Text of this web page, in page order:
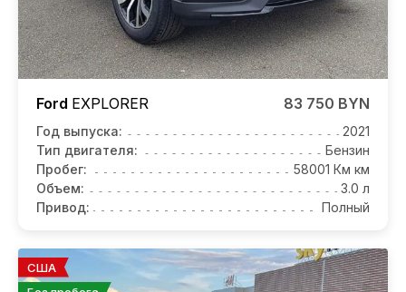
Ford EXPLORER 83 750 BYN
Год выпуска:
2021
Тип двигателя:
Бензин
Пробег:
58001 Км км
Объем:
3.0 л
Привод:
Полный
США